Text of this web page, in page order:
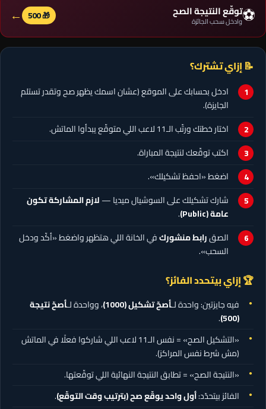
⚽توقّع النتيجة الصح
وادخل سحب الجائزة 🎁 500
←
📝 إزاي تشترك؟
ادخل بحسابك على الموقع (عشان اسمك يظهر صح وتقدر تستلم
الجايزة).
اختار خطتك ورتّب الـ11 لاعب اللي متوقّع يبدأوا الماتش.
اكتب توقّعك لنتيجة المباراة.
اضغط «احفظ تشكيلك».
شارك تشكيلك على السوشيال ميديا —لازم المشاركة تكون
عامة (Public)
.
الصقرابط منشوركفي الخانة اللي هتظهر واضغط «أكّد ودخل
السحب».
🏆 إزاي بيتحدد الفائز؟
فيه جايزتين: واحدة لـأصحّ تشكيل(1000) ، وواحدة لـأصحّ نتيجة
(500)
.
«التشكيل الصح» = نفس الـ11 لاعب اللي شاركوا فعلًا في الماتش
(مش شرط نفس المراكز).
«النتيجة الصح» = تطابق النتيجة النهائية اللي توقّعتها.
الفائز بيتحدّد:أول واحد يوقّع صح (بترتيب وقت التوقّع).